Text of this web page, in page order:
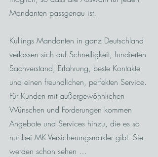
Mandanten passgenau ist.
Kullings Mandanten in ganz Deutschland
verlassen sich auf Schnelligkeit, fundierten
Sachverstand, Erfahrung, beste Kontakte
und einen freundlichen, perfekten Service.
Für Kunden mit außergewöhnlichen
Wünschen und Forderungen kommen
Angebote und Services hinzu, die es so
nur bei MK Versicherungsmakler gibt. Sie
werden schon sehen …